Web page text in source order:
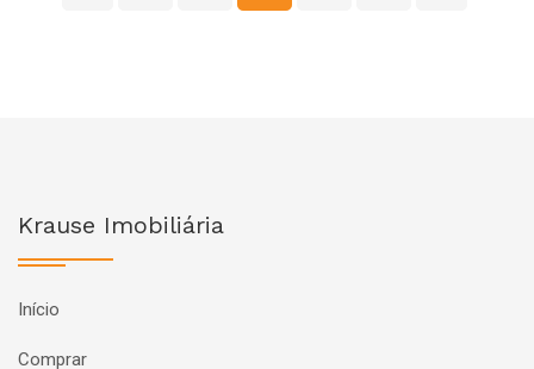
Krause Imobiliária
Início
Comprar